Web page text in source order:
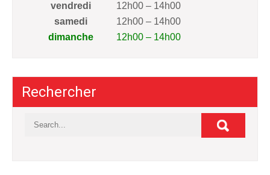
vendredi
12h00 – 14h00
samedi
12h00 – 14h00
dimanche
12h00 – 14h00
Rechercher